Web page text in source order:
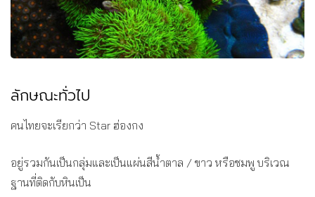
ลักษณะทั่วไป
คนไทยจะเรียกว่า Star ฮ่องกง
อยู่รวมกันเป็นกลุ่มและเป็นแผ่นสีน้ำตาล / ขาว หรือชมพู บริเวณ
ฐานที่ติดกับหินเป็น